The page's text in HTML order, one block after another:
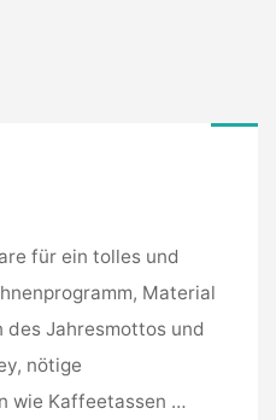
für ein tolles und
Material
des Jahresmottos und
nötige
wie Kaffeetassen …